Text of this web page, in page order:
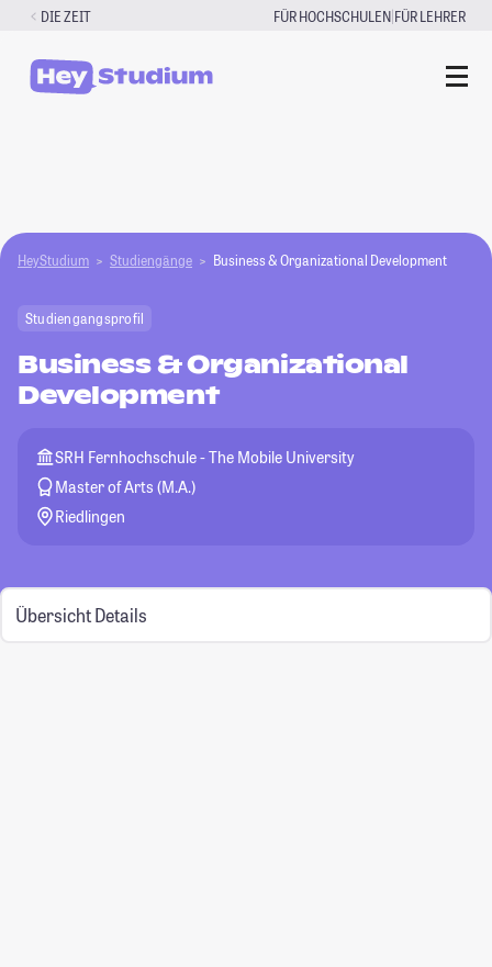
Zum
springen
DIE ZEIT FÜR HOCHSCHULEN|FÜR LEHRER
HeyStudium Studiengänge Business & Organizational Development
Studiengangsprofil
Business & Organizational
Development
SRH Fernhochschule - The Mobile University
Master of Arts (M.A.)
Riedlingen
Übersicht Details